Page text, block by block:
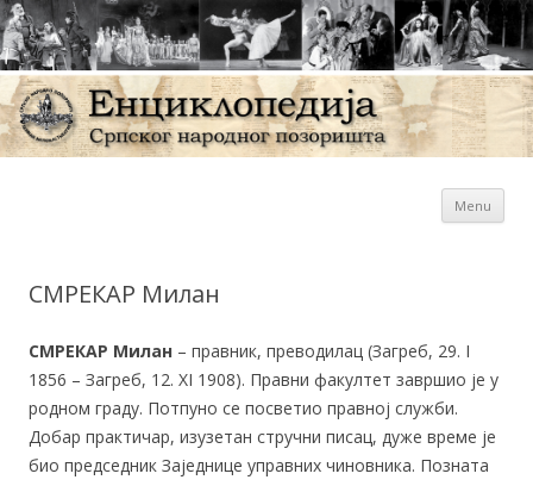
Енциклопедија СрпскогMenu
СМРЕКАР Милан
СМРЕКАР Милан – правник, преводилац (Загреб, 29. I
1856 – Загреб, 12. XI 1908). Правни факултет завршио је у
родном граду. Потпуно се посветио правној служби.
Добар практичар, изузетан стручни писац, дуже време је
био председник Заједнице управних чиновника. Позната